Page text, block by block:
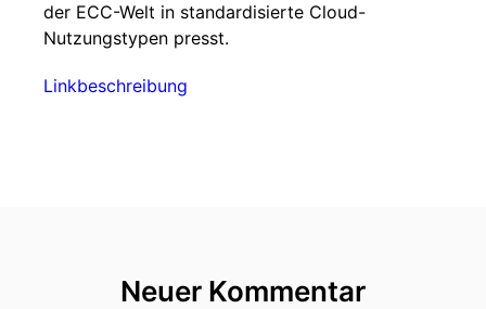
der ECC-Welt in standardisierte Cloud-
Nutzungstypen presst.
Linkbeschreibung
Neuer Kommentar